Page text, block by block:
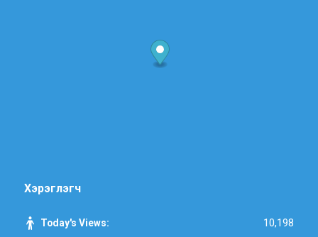
Хэрэглэгч
Today's Views: 10,198